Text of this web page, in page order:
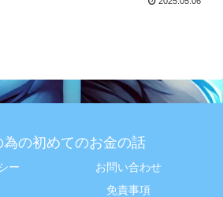
為の初めてのお金の話
ー
お問い合わせ
免責事項